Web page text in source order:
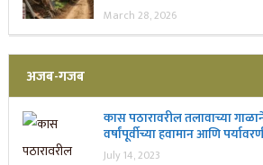
March 28, 2026
अजब-गजब
कास पठारावरील तलावाच्या
वर्षांपूर्वीच्या हवामान आणि
July 14, 2023